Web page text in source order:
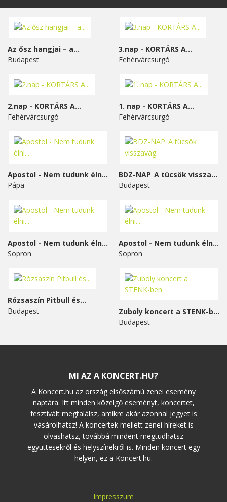
Az ősz hangjai – a...
Budapest
3.nap - KORTÁRS A...
Fehérvárcsurgó
2.nap - KORTÁRS A...
Fehérvárcsurgó
1. nap - KORTÁRS A...
Fehérvárcsurgó
Apostol - Nem tudunk élni...
Pápa
BDZ-NAP_A tücsök visszavág
Budapest
Apostol - Nem tudunk élni...
Sopron
Apostol - Nem tudunk élni...
Sopron
Rózsaszín Pitbull és...
Budapest
Zuboly koncert a STENK-ben
Budapest
MI AZ A KONCERT.HU?
A Koncert.hu az ország elsőszámú zenei esemény
naptára. Itt minden közelgő eseményt, koncertet,
fesztivált megtalálsz, amikre akár azonnal jegyet is
vásárolhatsz! A koncertek mellett zenei híreket is
olvashatsz, továbbá mindent megtudhatsz
együttesekről és helyszínekről is. Minden koncert egy
helyen, ez a Koncert.hu.
Impresszum